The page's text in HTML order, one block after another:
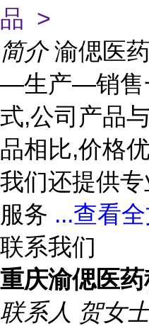
品 >
简介 渝偲医
—生产—销售
式,公司产品
品相比,价格
我们还提供
服务 ...查看
联系我们
重庆渝偲医
联系人 贺女